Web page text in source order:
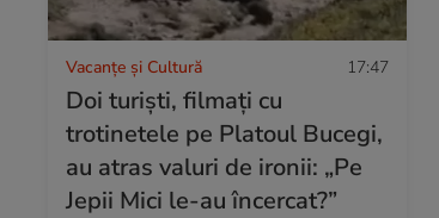
Vacanțe și Cultură 17:47
Doi turiști, filmați cu
trotinetele pe Platoul Bucegi,
au atras valuri de ironii: „Pe
Jepii Mici le-au încercat?”